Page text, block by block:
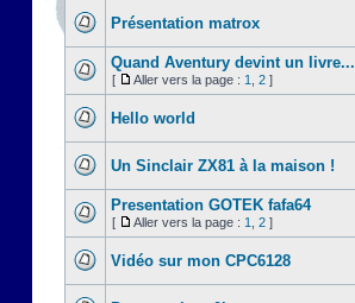
Présentation matrox
Quand Aventury devint un livre...
[ Aller vers la page : 1 2 ]
Hello world
Un Sinclair ZX81 à la maison !
Presentation GOTEK fafa64
[ Aller vers la page : 1 2 ]
Vidéo sur mon CPC6128